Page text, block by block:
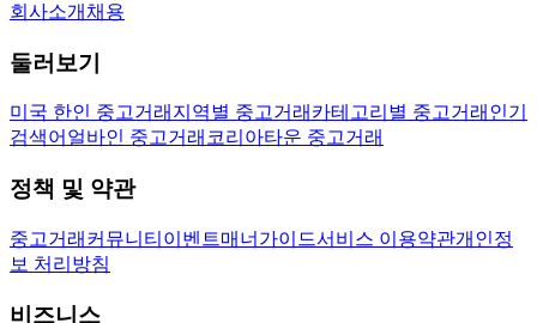
회사소개 채용
둘러보기
미국 한인 중고거래 지역별 중고거래 카테고리별 중고거래 인기
검색어 얼바인 중고거래 코리아타운 중고거래
정책 및 약관
중고거래 커뮤니티 이벤트매너가이드서비스 이용약관개인정
보 처리방침
비즈니스